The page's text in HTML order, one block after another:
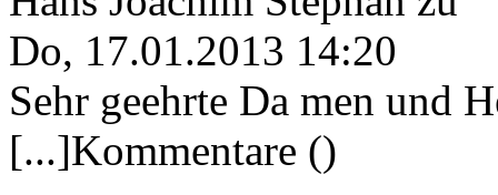
Do, 17.01.2013 14:20
Sehr geehrte Da men und
[...]Kommentare ()